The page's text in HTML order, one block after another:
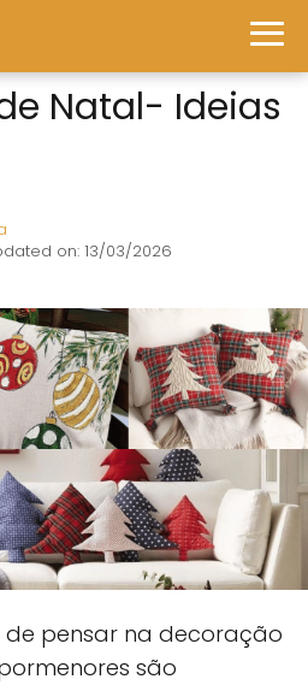
Natal- Ideias
on: 13/03/2026
pensar na decoração
são